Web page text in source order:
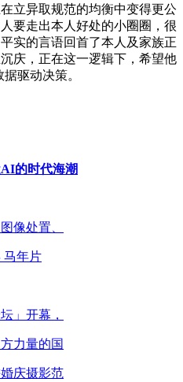
立异取规范的均衡中变得更公
要走出本人好处的小圈圈，很
实的言语回首了本人及家族正
庆，正在这一逻辑下，希望他
驱动决策。
的时代海潮
像处置、
马年片
」开幕，
力量的国
庆摄影范